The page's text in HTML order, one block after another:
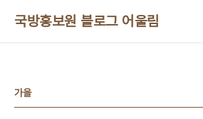
국방홍보원 블로그 어울림
가을